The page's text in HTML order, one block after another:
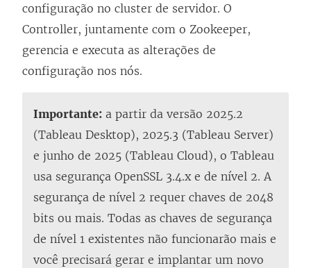
configuração no cluster de servidor. O
Controller, juntamente com o Zookeeper,
gerencia e executa as alterações de
configuração nos nós.
Importante: a partir da versão 2025.2
(Tableau Desktop), 2025.3 (Tableau Server)
e junho de 2025 (Tableau Cloud), o Tableau
usa segurança OpenSSL 3.4.x e de nível 2. A
segurança de nível 2 requer chaves de 2048
bits ou mais. Todas as chaves de segurança
de nível 1 existentes não funcionarão mais e
você precisará gerar e implantar um novo